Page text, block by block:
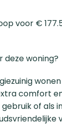
voor €
deze woning?
wonen
comfort
of als